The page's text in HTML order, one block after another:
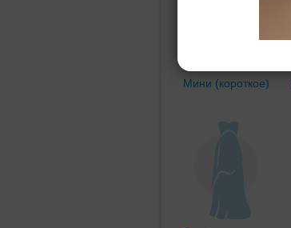
Мини (короткое)